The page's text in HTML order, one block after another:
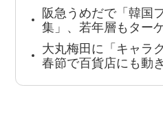
阪急うめだで「韓国
集」、若年層もター
大丸梅田に「キャラ
春節で百貨店にも動き